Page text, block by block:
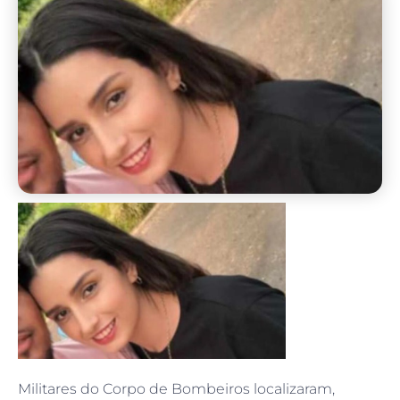
Militares do Corpo de Bombeiros localizaram,